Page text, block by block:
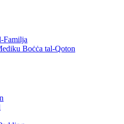
Familja
Boċċa tal-Qoton